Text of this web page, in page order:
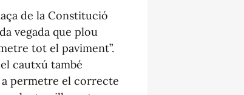
de la Constitució
vegada que plou
tot el paviment”.
cautxú també
a permetre el correcte